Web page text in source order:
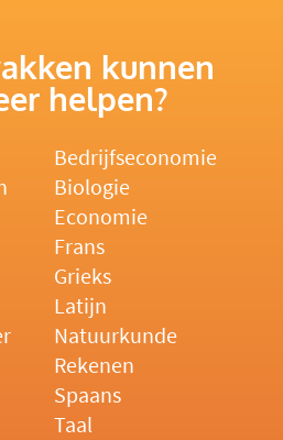
kunnen
helpen?
Bedrijfseconomie
Biologie
Economie
Frans
Grieks
Latijn
Natuurkunde
Rekenen
Spaans
Taal